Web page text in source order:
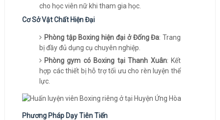
cho học viên nữ khi tham gia học.
Cơ Sở Vật Chất Hiện Đại
Phòng tập Boxing hiện đại ở Đống Đa: Trang
bị đầy đủ dụng cụ chuyên nghiệp.
Phòng gym có Boxing tại Thanh Xuân: Kết
hợp các thiết bị hỗ trợ tối ưu cho rèn luyện thể
lực.
Phương Pháp Dạy Tiên Tiến